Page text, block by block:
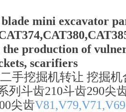
mini excavator
production of
scarifiers
手挖掘机转让 挖掘机
列斗齿210斗齿290尖
尖齿